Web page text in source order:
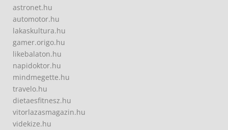
astronet.hu
automotor.hu
lakaskultura.hu
gamer.origo.hu
likebalaton.hu
napidoktor.hu
mindmegette.hu
travelo.hu
dietaesfitnesz.hu
vitorlazasmagazin.hu
videkize.hu